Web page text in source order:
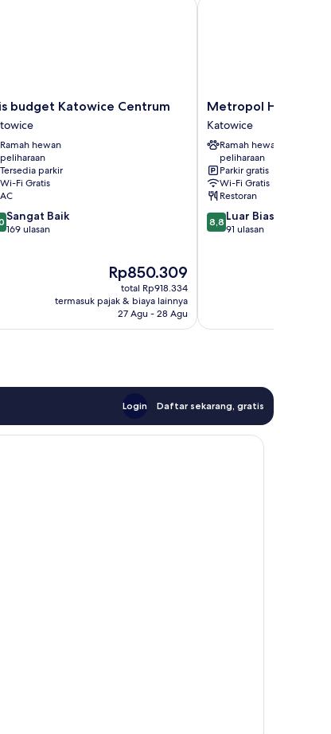
budget Katowice Centrum
Ramah hewan
peliharaan
Tersedia parkir
Wi-Fi Gratis
AC
Sangat Baik
169 ulasan
Harga
sekarang
Rp850.309
Rp850.309
total Rp918.334
termasuk pajak & biaya lainnya
27 Agu - 28 Agu
Metropol
Hotel
Katowice
Katowice
Metropol Hotel
Katowice
Ramah hewan
peliharaan
Parkir gratis
Wi-Fi Gratis
Restoran
8.8
dari
8,8 Luar Biasa
91 ulasan
Login Daftar sekarang, gratis